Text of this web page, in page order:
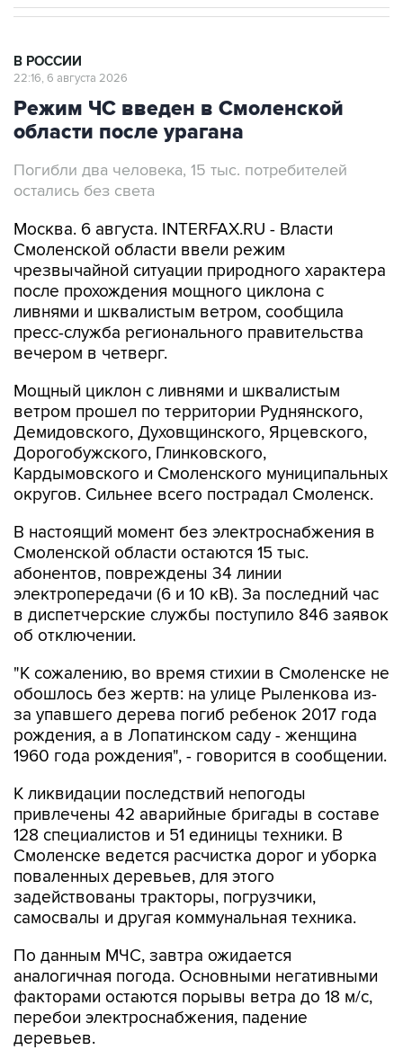
В РОССИИ
22:16, 6 августа 2026
Режим ЧС введен в Смоленской
области после урагана
Погибли два человека, 15 тыс. потребителей
остались без света
Москва. 6 августа. INTERFAX.RU - Власти
Смоленской области ввели режим
чрезвычайной ситуации природного характера
после прохождения мощного циклона с
ливнями и шквалистым ветром, сообщила
пресс-служба регионального правительства
вечером в четверг.
Мощный циклон с ливнями и шквалистым
ветром прошел по территории Руднянского,
Демидовского, Духовщинского, Ярцевского,
Дорогобужского, Глинковского,
Кардымовского и Смоленского муниципальных
округов. Сильнее всего пострадал Смоленск.
В настоящий момент без электроснабжения в
Смоленской области остаются 15 тыс.
абонентов, повреждены 34 линии
электропередачи (6 и 10 кВ). За последний час
в диспетчерские службы поступило 846 заявок
об отключении.
"К сожалению, во время стихии в Смоленске не
обошлось без жертв: на улице Рыленкова из-
за упавшего дерева погиб ребенок 2017 года
рождения, а в Лопатинском саду - женщина
1960 года рождения", - говорится в сообщении.
К ликвидации последствий непогоды
привлечены 42 аварийные бригады в составе
128 специалистов и 51 единицы техники. В
Смоленске ведется расчистка дорог и уборка
поваленных деревьев, для этого
задействованы тракторы, погрузчики,
самосвалы и другая коммунальная техника.
По данным МЧС, завтра ожидается
аналогичная погода. Основными негативными
факторами остаются порывы ветра до 18 м/с,
перебои электроснабжения, падение
деревьев.